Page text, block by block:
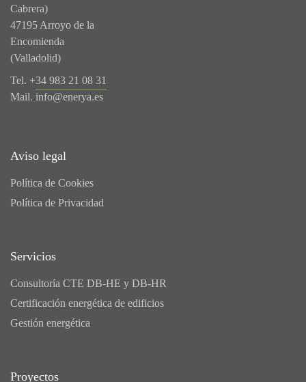
Cabrera)
47195 Arroyo de la
Encomienda
(Valladolid)
Tel. +34 983 21 08 31
Mail. info@enerya.es
Aviso legal
Política de Cookies
Política de Privacidad
Servicios
Consultoría CTE DB-HE y DB-HR
Certificación energética de edificios
Gestión energética
Proyectos